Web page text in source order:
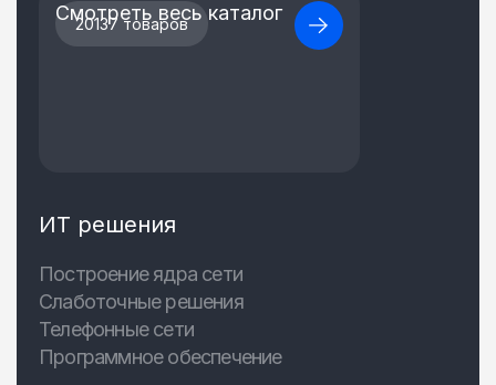
20137 товаров
Смотреть весь каталог
ИТ решения
Построение ядра сети
Слаботочные решения
Телефонные сети
Программное обеспечение